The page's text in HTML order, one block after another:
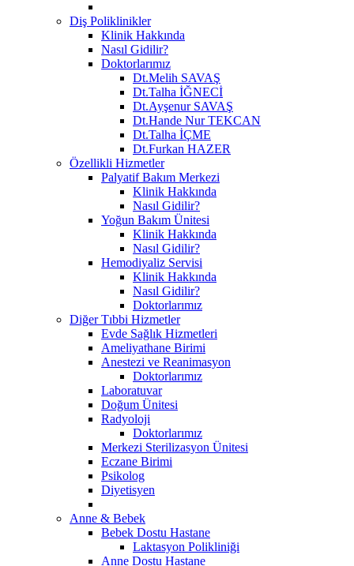
Diş Poliklinikler
Klinik Hakkında
Nasıl Gidilir?
Doktorlarımız
Dt.Melih SAVAŞ
Dt.Talha İĞNECİ
Dt.Ayşenur SAVAŞ
Dt.Hande Nur TEKCAN
Dt.Talha İÇME
Dt.Furkan HAZER
Özellikli Hizmetler
Palyatif Bakım Merkezi
Klinik Hakkında
Nasıl Gidilir?
Yoğun Bakım Ünitesi
Klinik Hakkında
Nasıl Gidilir?
Hemodiyaliz Servisi
Klinik Hakkında
Nasıl Gidilir?
Doktorlarımız
Diğer Tıbbi Hizmetler
Evde Sağlık Hizmetleri
Ameliyathane Birimi
Anestezi ve Reanimasyon
Doktorlarımız
Laboratuvar
Doğum Ünitesi
Radyoloji
Doktorlarımız
Merkezi Sterilizasyon Ünitesi
Eczane Birimi
Psikolog
Diyetisyen
Anne & Bebek
Bebek Dostu Hastane
Laktasyon Polikliniği
Anne Dostu Hastane